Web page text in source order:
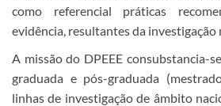
como referencial práticas
evidência, resultantes da investigação
A missão do DPEEE consubstancia-
graduada e pós-graduada
linhas de investigação de âmbito